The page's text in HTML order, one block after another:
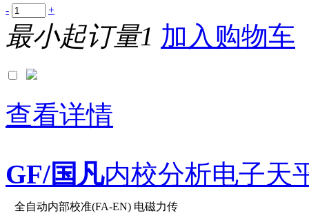
- +
最小起订量1 加入购物车
查看详情
GF/国凡内校分析电子天
全自动内部校准(FA-EN) 电磁力传